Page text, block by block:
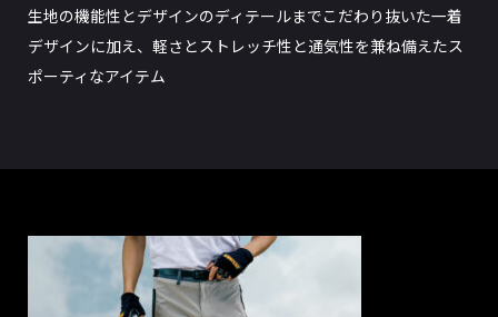
生地の機能性とデザインのディテールまでこだわり抜いた一着
デザインに加え、軽さとストレッチ性と通気性を兼ね備えたス
ポーティなアイテム